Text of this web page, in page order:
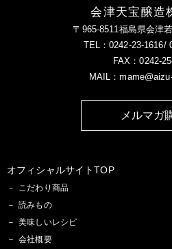
会津天宝醸造
〒965-8511福島県会津
TEL：0242-23-1616/
FAX：0242-
MAIL：
メルマガ
オフィシャルサイトTOP
こだわり商品
読みもの
美味しいレシピ
会社概要